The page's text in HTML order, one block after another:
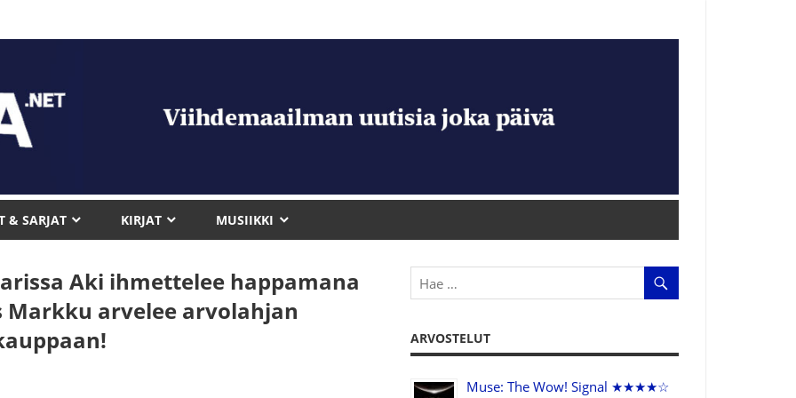
& SARJAT KIRJAT MUSIIKKI
Aki ihmettelee happamana
arvelee arvolahjan
ARVOSTELUT
Muse: The Wow! Signal ★★★★☆